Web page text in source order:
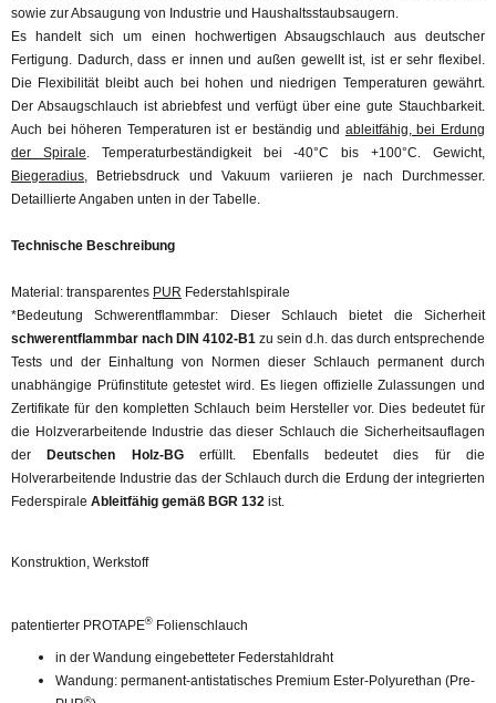
sowie zur Absaugung von Industrie und Haushaltsstaubsaugern.
Es handelt sich um einen hochwertigen Absaugschlauch aus deutscher
Fertigung. Dadurch, dass er innen und außen gewellt ist, ist er sehr flexibel.
Die Flexibilität bleibt auch bei hohen und niedrigen Temperaturen gewährt.
Der Absaugschlauch ist abriebfest und verfügt über eine gute Stauchbarkeit.
Auch bei höheren Temperaturen ist er beständig und ableitfähig, bei Erdung
der Spirale. Temperaturbeständigkeit bei -40°C bis +100°C. Gewicht,
Biegeradius, Betriebsdruck und Vakuum variieren je nach Durchmesser.
Detaillierte Angaben unten in der Tabelle.
Technische Beschreibung
Material: transparentes PUR Federstahlspirale
*Bedeutung Schwerentflammbar: Dieser Schlauch bietet die Sicherheit
schwerentflammbar nach DIN 4102-B1 zu sein d.h. das durch entsprechende
Tests und der Einhaltung von Normen dieser Schlauch permanent durch
unabhängige Prüfinstitute getestet wird. Es liegen offizielle Zulassungen und
Zertifikate für den kompletten Schlauch beim Hersteller vor. Dies bedeutet für
die Holzverarbeitende Industrie das dieser Schlauch die Sicherheitsauflagen
der
Deutschen Holz-BGerfüllt. Ebenfalls bedeutet dies für die
Holverarbeitende Industrie das der Schlauch durch die Erdung der integrierten
Federspirale Ableitfähig gemäß BGR 132 ist.
Konstruktion, Werkstoff
patentierter PROTAPE® Folienschlauch
in der Wandung eingebetteter Federstahldraht
Wandung: permanent-antistatisches Premium Ester-Polyurethan (Pre-
®